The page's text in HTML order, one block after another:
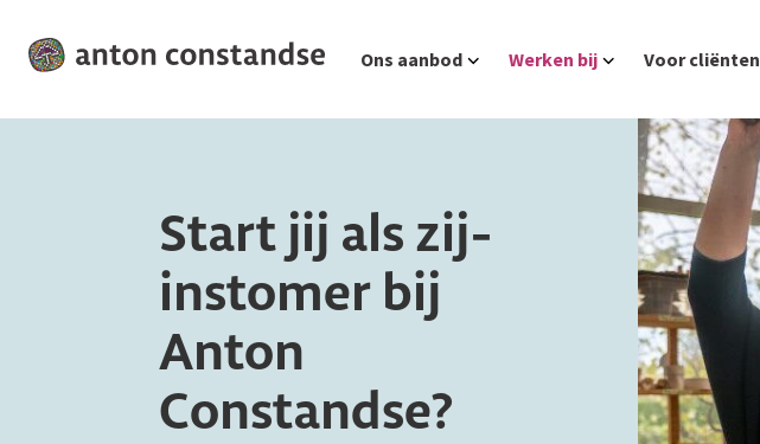
naar
Ons aanbod Werken bij Voor cliënten
Start jij als zij-
instomer bij
Anton
Constandse?